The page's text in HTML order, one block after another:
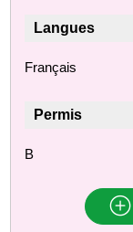
Langues
Français
Permis
B